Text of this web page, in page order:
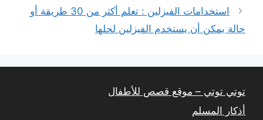
استخدامات الفيزلين : تعلم أكثر من 30 طريقة أو
حالة يمكن أن يستخدم الفيزلين لحلها
توتي توتي – موقع قصص للأطفال
أذكار المسلم